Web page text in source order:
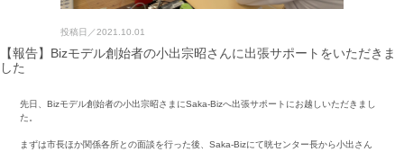
投稿日／2021.10.01
【報告】Bizモデル創始者の小出宗昭さんに出張サポートをいただきま
した
先日、Bizモデル創始者の小出宗昭さまにSaka-Bizへ出張サポートにお越しいただきまし
た。
まずは市長ほか関係各所との面談を行った後、Saka-Bizにて晄センター長から小出さん